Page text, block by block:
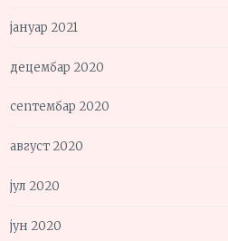
јануар 2021
децембар 2020
септембар 2020
август 2020
јул 2020
јун 2020